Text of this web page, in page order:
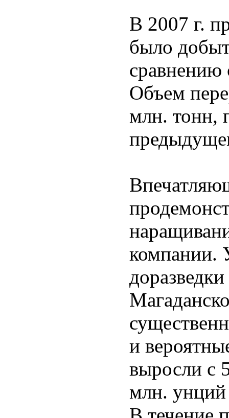
В 2007 г.
было
сравнению
Объем
млн. тонн,
компании.
и
выросли с
млн. унций